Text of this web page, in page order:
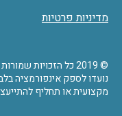
מדיניות פרטיות
© 2019 כל הזכויות
נועדו לספק אינפורמציה
מקצועית או תחליף